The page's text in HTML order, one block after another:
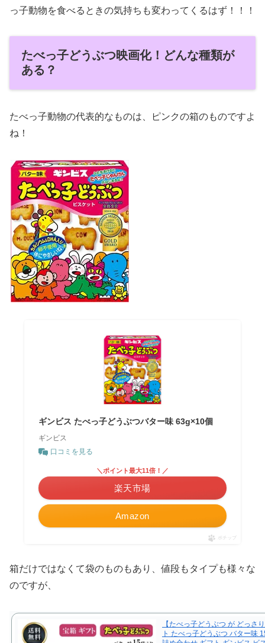
っ子動物を食べるときの気持ちも変わってくるはず！！！
たべっ子どうぶつ映画化！どんな種類が
ある？
たべっ子動物の代表的なものは、ピンクの箱のものですよ
ね！
ギンビス たべっ子どうぶつバター味 63g×10個
ギンビス
口コミを見る
Amazon
＼ポイント最大11倍！／
楽天市場
ポチップ
箱だけではなくて袋のものもあり、値段もタイプも様々な
のですが、
【たべっ子どうぶつ が どっさ
ト たべっ子どうぶつ バター味